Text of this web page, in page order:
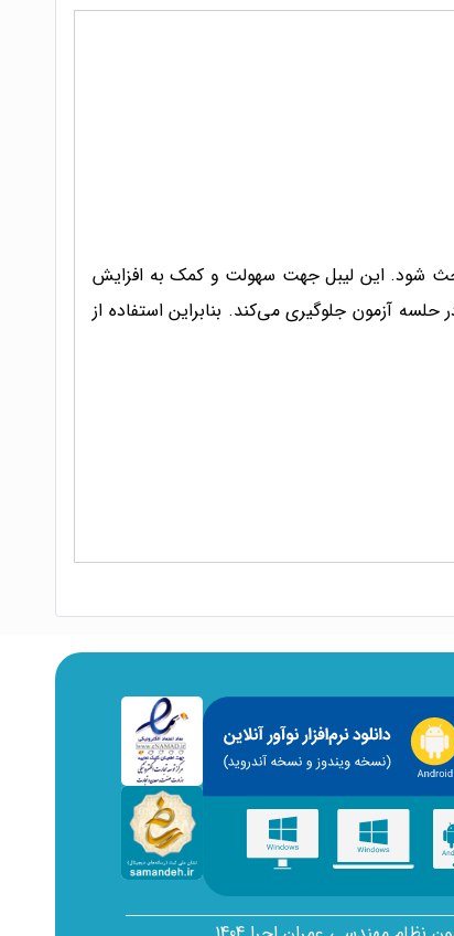
شود. این لیبل جهت سهولت و کمک به افزایش
آزمون جلوگیری می‌کند. بنابراین استفاده از
ناشر تخصصی کتاب‌های نظام مهندسی